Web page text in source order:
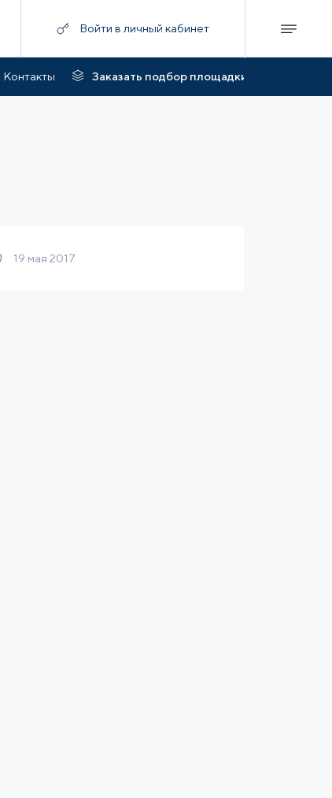
Войти в личный кабинет
Контакты Заказать подбор площадки
19 мая 2017